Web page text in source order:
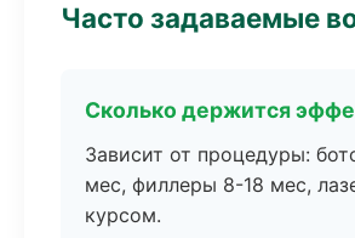
Часто задаваемые
Сколько держится
Зависит от процедуры:
мес, филлеры 8-18 мес,
курсом.